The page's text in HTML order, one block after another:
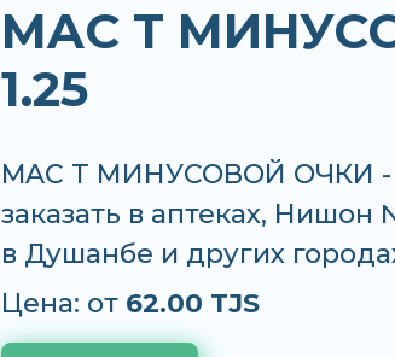
MAC T
1.25
MAC T МИНУСОВОЙ ОЧКИ -
заказать в аптеках, Нишон
в Душанбе и других
Цена: от 62.00 TJS